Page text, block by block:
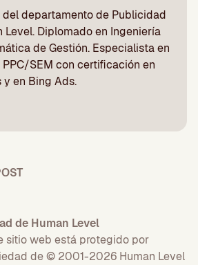
del departamento de Publicidad
Level. Diplomado en Ingeniería
de Gestión. Especialista en
SEM con certificación en
y en Bing Ads.
de Human Level
sitio web está protegido por
de © 2001-2026 Human Level